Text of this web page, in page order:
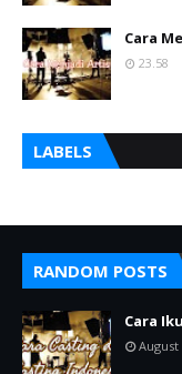
Cara
23.58
LABELS
RANDOM POSTS
Cara
August